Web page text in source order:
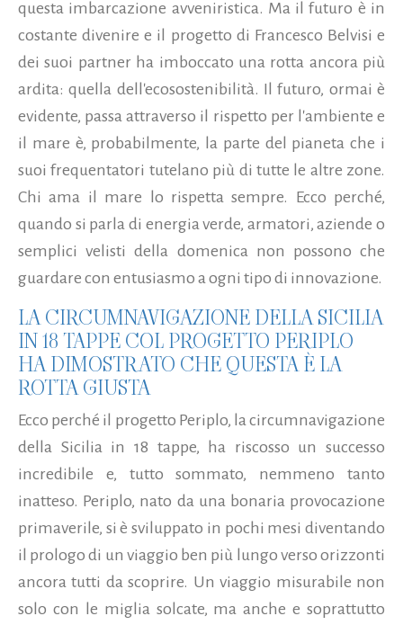
questa imbarcazione avveniristica. Ma il futuro è in
costante divenire e il progetto di Francesco Belvisi e
dei suoi partner ha imboccato una rotta ancora più
ardita: quella dell'ecosostenibilità. Il futuro, ormai è
evidente, passa attraverso il rispetto per l'ambiente e
il mare è, probabilmente, la parte del pianeta che i
suoi frequentatori tutelano più di tutte le altre zone.
Chi ama il mare lo rispetta sempre. Ecco perché,
quando si parla di energia verde, armatori, aziende o
semplici velisti della domenica non possono che
guardare con entusiasmo a ogni tipo di innovazione.
LA CIRCUMNAVIGAZIONE DELLA SICILIA
IN 18 TAPPE COL PROGETTO PERIPLO
HA DIMOSTRATO CHE QUESTA È LA
ROTTA GIUSTA
Ecco perché il progetto Periplo, la circumnavigazione
della Sicilia in 18 tappe, ha riscosso un successo
incredibile e, tutto sommato, nemmeno tanto
inatteso. Periplo, nato da una bonaria provocazione
primaverile, si è sviluppato in pochi mesi diventando
il prologo di un viaggio ben più lungo verso orizzonti
ancora tutti da scoprire. Un viaggio misurabile non
solo con le miglia solcate, ma anche e soprattutto